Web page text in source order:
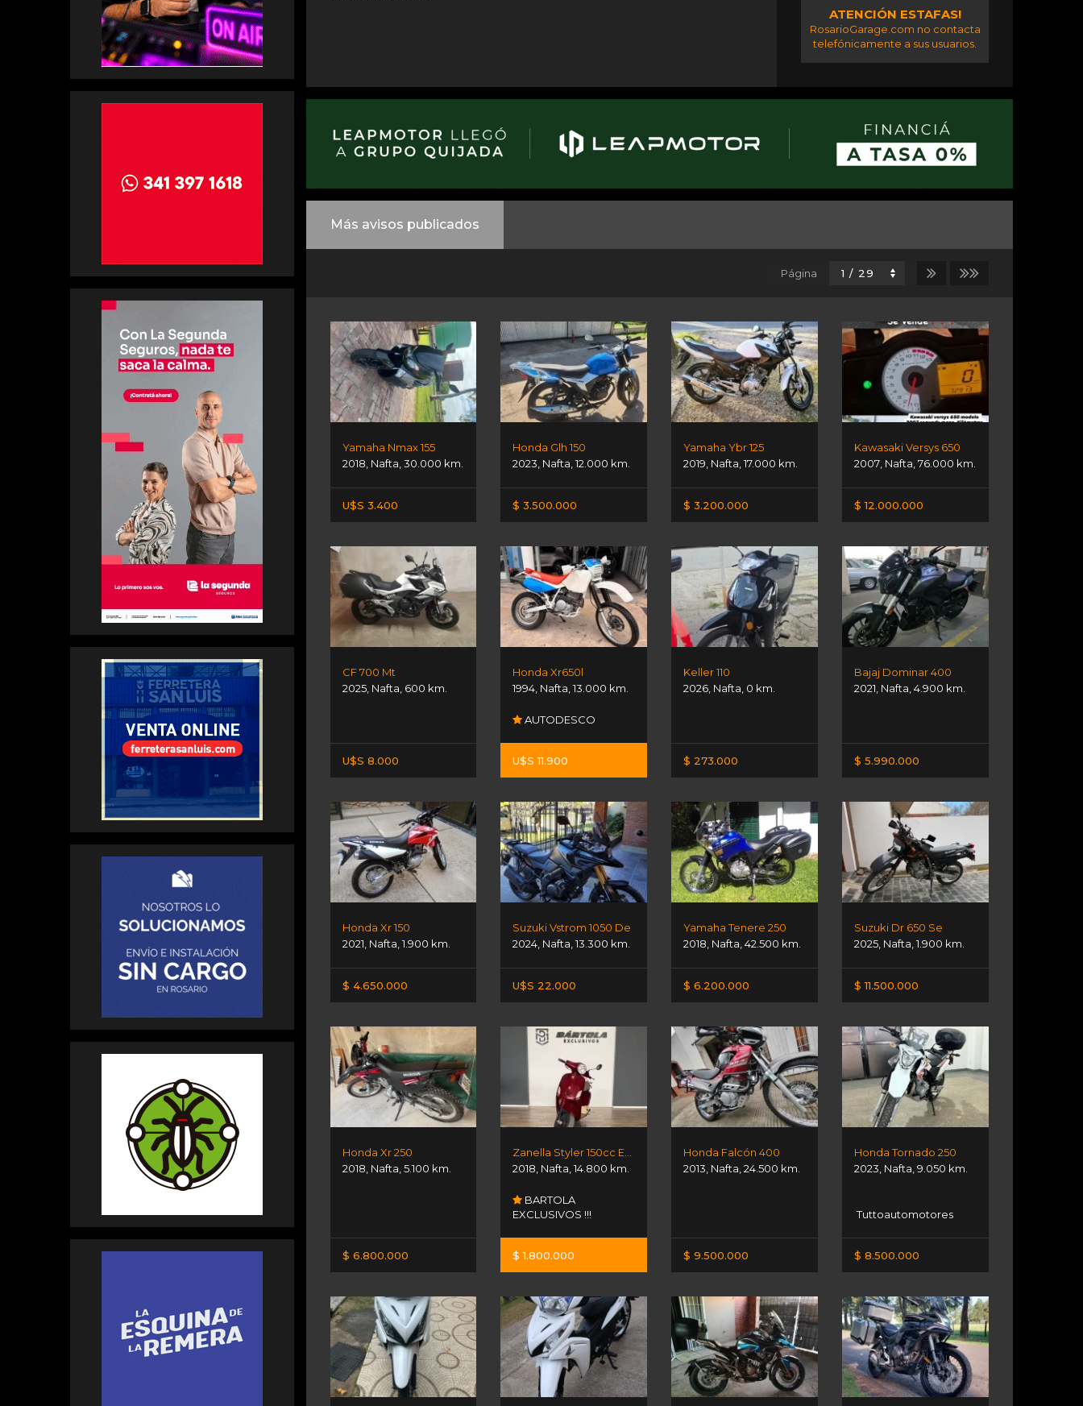
ATENCIÓN ESTAFAS!
RosarioGarage.com no contacta
telefónicamente a sus usuarios.
Más avisos publicados
Página
Yamaha Nmax 155
2018 Nafta 30.000 km.
U$S 3.400
Honda Glh 150
2023 Nafta ,12.000 km.
$ 3.500.000
Yamaha Ybr 125
2019 Nafta ,17.000 km.
$ 3.200.000
Kawasaki Versys 650
2007 Nafta ,76.000 km.
$ 12.000.000
CF 700 Mt
2025, Nafta 600 km.
U$S 8.000
Honda Xr650l
1994 Nafta ,13.000 km.
AUTODESCO
U$S 11.900
Keller 110
2026 Nafta 0 km.
$ 273.000
Bajaj Dominar 400
2021 Nafta ,4.900 km.
$ 5.990.000
Honda Xr 150
2021 Nafta 1.900 km.
$ 4.650.000
Suzuki Vstrom 1050 De
2024 Nafta ,13.300 km.
U$S 22.000
Yamaha Tenere 250
2018 Nafta ,42.500 km.
$ 6.200.000
Suzuki Dr 650 Se
2025 Nafta ,1.900 km.
$ 11.500.000
Honda Xr 250
2018 Nafta 5.100 km.
$ 6.800.000
2018 Nafta ,14.800 km.
BARTOLA
EXCLUSIVOS !!!
$ 1.800.000
Honda Falcón 400
2013 Nafta ,24.500 km.
$ 9.500.000
Honda Tornado 250
2023 Nafta ,9.050 km.
Tuttoautomotores
$ 8.500.000